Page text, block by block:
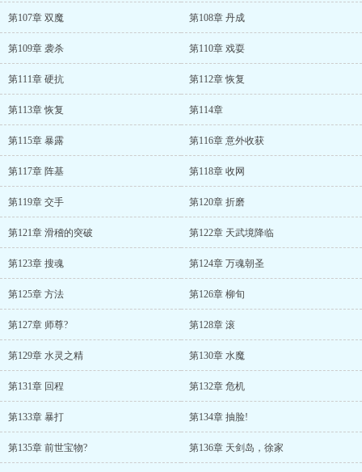
第107章 双魔 第108章 丹成
第109章 袭杀 第110章 戏耍
第111章 硬抗 第112章 恢复
第113章 恢复 第114章
第115章 暴露 第116章 意外收获
第117章 阵基 第118章 收网
第119章 交手 第120章 折磨
第121章 滑稽的突破 第122章 天武境降临
第123章 搜魂 第124章 万魂朝圣
第125章 方法 第126章 柳旬
第127章 师尊? 第128章 滚
第129章 水灵之精 第130章 水魔
第131章 回程 第132章 危机
第133章 暴打 第134章 抽脸!
第135章 前世宝物? 第136章 天剑岛，徐家